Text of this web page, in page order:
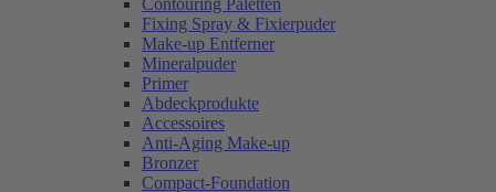
Contouring Paletten
Fixing Spray & Fixierpuder
Make-up Entferner
Mineralpuder
Primer
Abdeckprodukte
Accessoires
Anti-Aging Make-up
Bronzer
Compact-Foundation